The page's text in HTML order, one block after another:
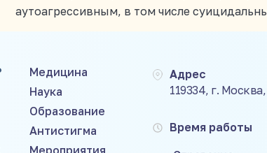
аутоагрессивным, в том числе
Медицина
Наука
Образование
Антистигма
Адрес
119334, г.
Время работы